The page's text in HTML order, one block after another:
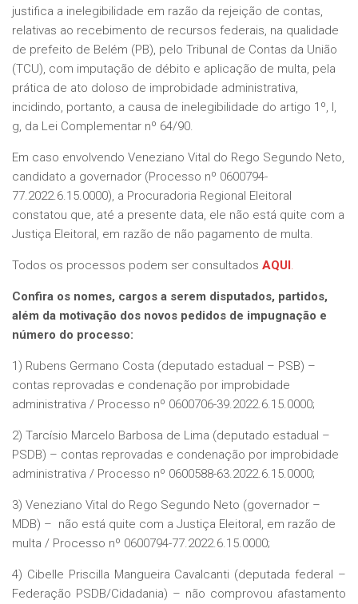
justifica a inelegibilidade em razão da rejeição de contas,
relativas ao recebimento de recursos federais, na qualidade
de prefeito de Belém (PB), pelo Tribunal de Contas da União
(TCU), com imputação de débito e aplicação de multa, pela
prática de ato doloso de improbidade administrativa,
incidindo, portanto, a causa de inelegibilidade do artigo 1º, I,
g, da Lei Complementar nº 64/90.
Em caso envolvendo Veneziano Vital do Rego Segundo Neto,
candidato a governador (Processo nº 0600794-
77.2022.6.15.0000), a Procuradoria Regional Eleitoral
constatou que, até a presente data, ele não está quite com a
Justiça Eleitoral, em razão de não pagamento de multa.
Todos os processos podem ser consultados AQUI.
Confira os nomes, cargos a serem disputados, partidos,
além da motivação dos novos pedidos de impugnação e
número do processo:
1) Rubens Germano Costa (deputado estadual – PSB) –
contas reprovadas e condenação por improbidade
administrativa / Processo nº 0600706-39.2022.6.15.0000;
2) Tarcísio Marcelo Barbosa de Lima (deputado estadual –
PSDB) – contas reprovadas e condenação por improbidade
administrativa / Processo nº 0600588-63.2022.6.15.0000;
3) Veneziano Vital do Rego Segundo Neto (governador –
MDB) – não está quite com a Justiça Eleitoral, em razão de
multa / Processo nº 0600794-77.2022.6.15.0000;
4) Cibelle Priscilla Mangueira Cavalcanti (deputada federal –
Federação PSDB/Cidadania) – não comprovou afastamento